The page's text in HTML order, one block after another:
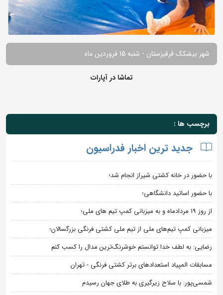
شهر بیشکک قرقیزستان - شنبه 15 فروردین ماه
تماشا در آپارات
برچسب ها :
جدید ترین اخبار فدراسیون
با حضور در خانه کشتی شیراز انجام شد؛
با حضور اساتید دانشگاهی؛
از روز 19 مردادماه و به میزبانی کمپ تیم های ملی؛
میزبانی کمپ تیم‌های ملی از تیم ملی کشتی فرنگی بزرگسالان؛
رضایی: به لطف خدا توانستم خوشرنگ‌ترین مدال را کسب کنم
مسابقات المپیاد استعدادهای برتر کشتی فرنگی - تهران
شمسی‌پور: با سلاح زیرگیری به طلای جهان رسیدم